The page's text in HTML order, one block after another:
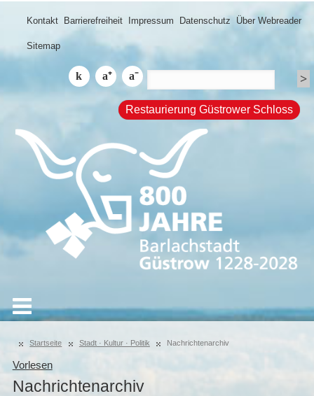
Kontakt Barrierefreiheit Impressum Datenschutz Über Webreader
Sitemap
Restaurierung Güstrower Schloss
Startseite Stadt · Kultur · Politik Nachrichtenarchiv
Vorlesen
Nachrichtenarchiv